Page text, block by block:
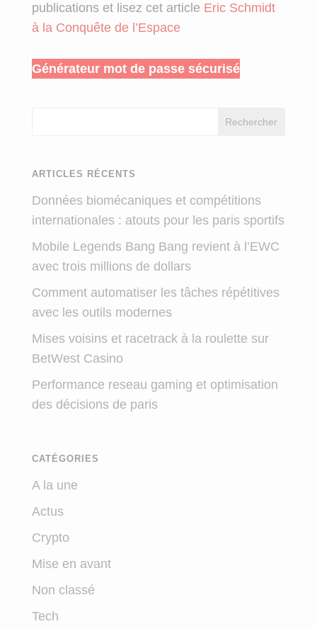
publications et lisez cet article Eric Schmidt
à la Conquête de l’Espace
Générateur mot de passe sécurisé
Rechercher
ARTICLES RÉCENTS
Données biomécaniques et compétitions
internationales : atouts pour les paris sportifs
Mobile Legends Bang Bang revient à l’EWC
avec trois millions de dollars
Comment automatiser les tâches répétitives
avec les outils modernes
Mises voisins et racetrack à la roulette sur
BetWest Casino
Performance reseau gaming et optimisation
des décisions de paris
CATÉGORIES
A la une
Actus
Crypto
Mise en avant
Non classé
Tech